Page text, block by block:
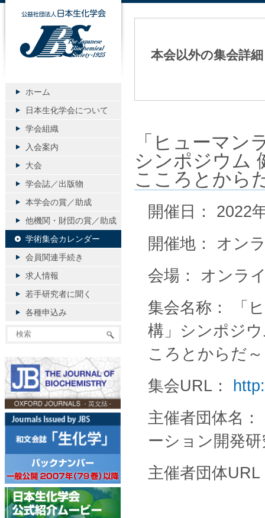
本会以外の集会詳細
「ヒューマン
シンポジウム
こころとから
開催日： 2022
開催地： オン
会場： オンラ
集会名称： 「
構」シンポジ
ころとからだ～
集会URL：
主催者団体名
ーション開発
主催者団体
公益社団法人日本生化学会
ホーム
日本生化学会について
学会組織
入会案内
大会
学会誌／出版物
本学会の賞／助成
他機関・財団の賞／助成
学術集会カレンダー
会員関連手続き
求人情報
若手研究者に聞く
各種申込み